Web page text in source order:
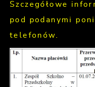
Szczegółowe
pod podanymi
telefonów.